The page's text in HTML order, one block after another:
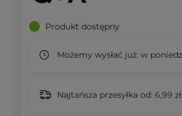
Produkt dostępny
Możemy wysłać już: w
Najtańsza przesyłka od: 6,99 zł.